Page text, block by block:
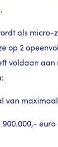
als micro-
op 2
voldaan aan
van